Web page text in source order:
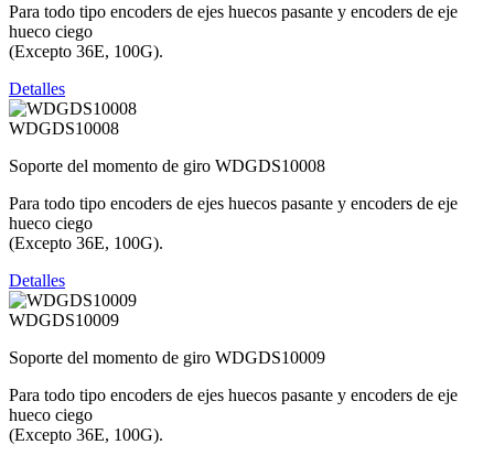
Para todo tipo encoders de ejes huecos pasante y encoders de eje
hueco ciego
(Excepto 36E, 100G).
Detalles
WDGDS10008
Soporte del momento de giro WDGDS10008
Para todo tipo encoders de ejes huecos pasante y encoders de eje
hueco ciego
(Excepto 36E, 100G).
Detalles
WDGDS10009
Soporte del momento de giro WDGDS10009
Para todo tipo encoders de ejes huecos pasante y encoders de eje
hueco ciego
(Excepto 36E, 100G).